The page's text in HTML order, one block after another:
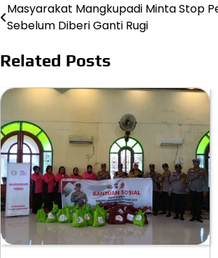
Navigasi
Masyarakat Mangkupadi Minta Stop
Sebelum Diberi Ganti Rugi
Related Posts